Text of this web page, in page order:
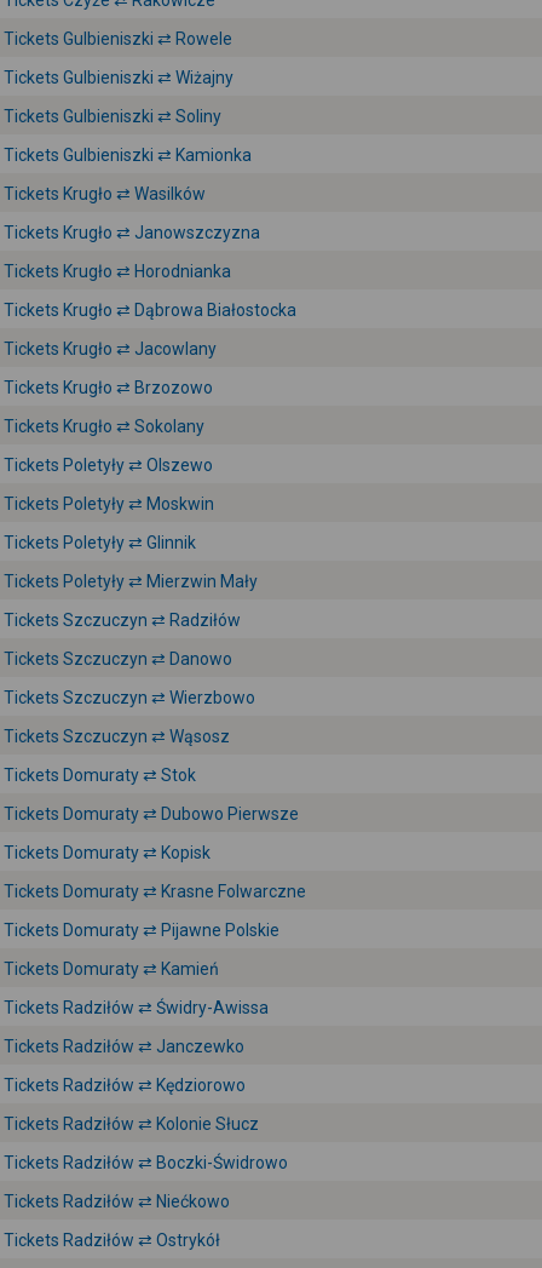
Tickets Gulbieniszki ⇄ Rowele
Tickets Gulbieniszki ⇄ Wiżajny
Tickets Gulbieniszki ⇄ Soliny
Tickets Gulbieniszki ⇄ Kamionka
Tickets Krugło ⇄ Wasilków
Tickets Krugło ⇄ Janowszczyzna
Tickets Krugło ⇄ Horodnianka
Tickets Krugło ⇄ Dąbrowa Białostocka
Tickets Krugło ⇄ Jacowlany
Tickets Krugło ⇄ Brzozowo
Tickets Krugło ⇄ Sokolany
Tickets Poletyły ⇄ Olszewo
Tickets Poletyły ⇄ Moskwin
Tickets Poletyły ⇄ Glinnik
Tickets Poletyły ⇄ Mierzwin Mały
Tickets Szczuczyn ⇄ Radziłów
Tickets Szczuczyn ⇄ Danowo
Tickets Szczuczyn ⇄ Wierzbowo
Tickets Szczuczyn ⇄ Wąsosz
Tickets Domuraty ⇄ Stok
Tickets Domuraty ⇄ Dubowo Pierwsze
Tickets Domuraty ⇄ Kopisk
Tickets Domuraty ⇄ Krasne Folwarczne
Tickets Domuraty ⇄ Pijawne Polskie
Tickets Domuraty ⇄ Kamień
Tickets Radziłów ⇄ Świdry-Awissa
Tickets Radziłów ⇄ Janczewko
Tickets Radziłów ⇄ Kędziorowo
Tickets Radziłów ⇄ Kolonie Słucz
Tickets Radziłów ⇄ Boczki-Świdrowo
Tickets Radziłów ⇄ Niećkowo
Tickets Radziłów ⇄ Ostrykół